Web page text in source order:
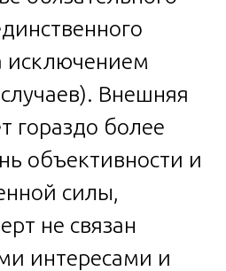
исключением
Внешняя
гораздо более
объективности и
силы,
не связан
интересами и